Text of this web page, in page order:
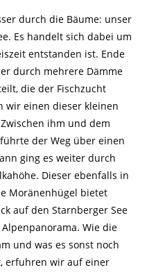
durch die Bäume: unser
Es handelt sich dabei um
entstanden ist. Ende
durch mehrere Dämme
die der Fischzucht
wir einen dieser kleinen
ihm und dem
der Weg über einen
ging es weiter durch
Dieser ebenfalls in
Moränenhügel bietet
auf den Starnberger See
Wie die
und was es sonst noch
erfuhren wir auf einer